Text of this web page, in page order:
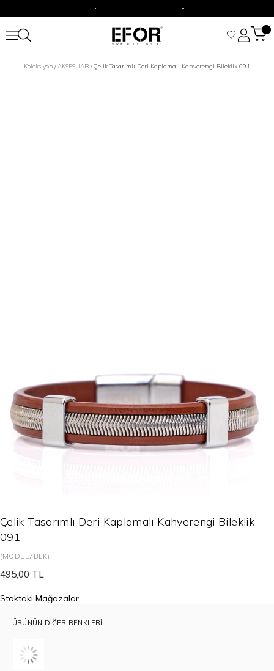
Siparişleriniz 1-3 iş günü içerisinde kargoya verilecektir.
Koleksiyon AKSESUAR Çelik Tasarımlı Deri Kaplamalı Kahverengi Bileklik 091
Çelik Tasarımlı Deri Kaplamalı Kahverengi Bileklik
091
(MODEL7BLK)
495,00 TL
Stoktaki Mağazalar
ÜRÜNÜN DIĞER RENKLERI